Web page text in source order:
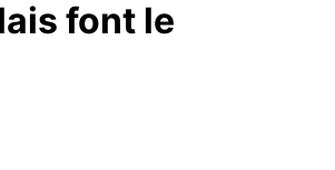
font le